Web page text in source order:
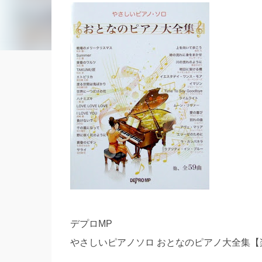
デプロMP
やさしいピアノソロ おとなのピアノ大全集【